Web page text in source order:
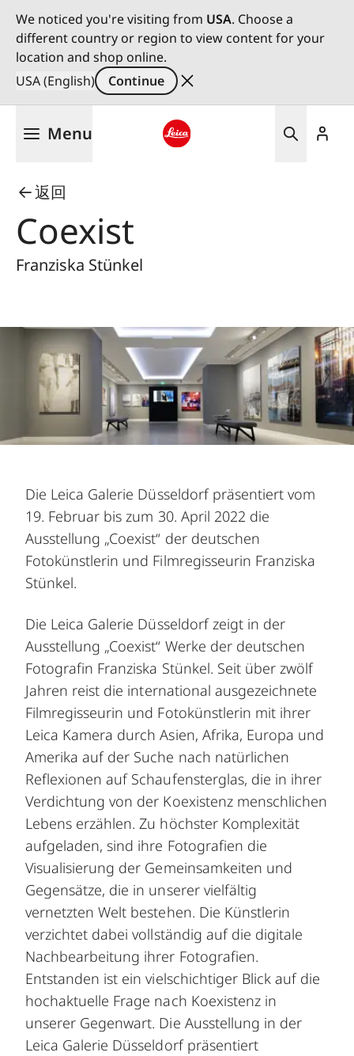
We noticed you're visiting from USA. Choose a
different country or region to view content for your
location and shop online.
USA (English)
Continue
Menu
返回
Coexist
Franziska Stünkel
Die Leica Galerie Düsseldorf präsentiert vom
19. Februar bis zum 30. April 2022 die
Ausstellung „Coexist“ der deutschen
Fotokünstlerin und Filmregisseurin Franziska
Stünkel.
Die Leica Galerie Düsseldorf zeigt in der
Ausstellung „Coexist“ Werke der deutschen
Fotografin Franziska Stünkel. Seit über zwölf
Jahren reist die international ausgezeichnete
Filmregisseurin und Fotokünstlerin mit ihrer
Leica Kamera durch Asien, Afrika, Europa und
Amerika auf der Suche nach natürlichen
Reflexionen auf Schaufensterglas, die in ihrer
Verdichtung von der Koexistenz menschlichen
Lebens erzählen. Zu höchster Komplexität
aufgeladen, sind ihre Fotografien die
Visualisierung der Gemeinsamkeiten und
Gegensätze, die in unserer vielfältig
vernetzten Welt bestehen. Die Künstlerin
verzichtet dabei vollständig auf die digitale
Nachbearbeitung ihrer Fotografien.
Entstanden ist ein vielschichtiger Blick auf die
hochaktuelle Frage nach Koexistenz in
unserer Gegenwart. Die Ausstellung in der
Leica Galerie Düsseldorf präsentiert